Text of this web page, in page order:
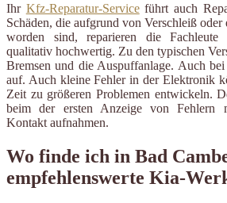
Ihr Kfz-Reparatur-Serviceführt auch
Schäden, die aufgrund von Verschleiß
worden sind, reparieren die
qualitativ hochwertig. Zu den typischen
Bremsen und die Auspuffanlage. Auch
auf. Auch kleine Fehler in der Elektronik
Zeit zu größeren Problemen entwickeln.
beim der ersten Anzeige von Fehlern
Kontakt aufnahmen.
Wo finde ich in Bad
empfehlenswerte Kia-